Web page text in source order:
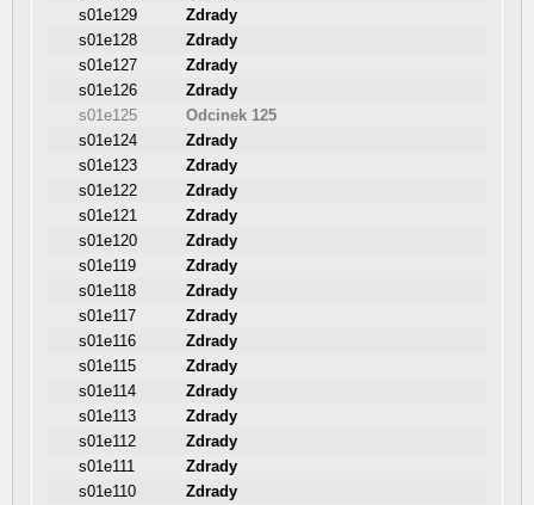
s01e129
Zdrady
s01e128
Zdrady
s01e127
Zdrady
s01e126
Zdrady
s01e125
Odcinek 125
s01e124
Zdrady
s01e123
Zdrady
s01e122
Zdrady
s01e121
Zdrady
s01e120
Zdrady
s01e119
Zdrady
s01e118
Zdrady
s01e117
Zdrady
s01e116
Zdrady
s01e115
Zdrady
s01e114
Zdrady
s01e113
Zdrady
s01e112
Zdrady
s01e111
Zdrady
s01e110
Zdrady